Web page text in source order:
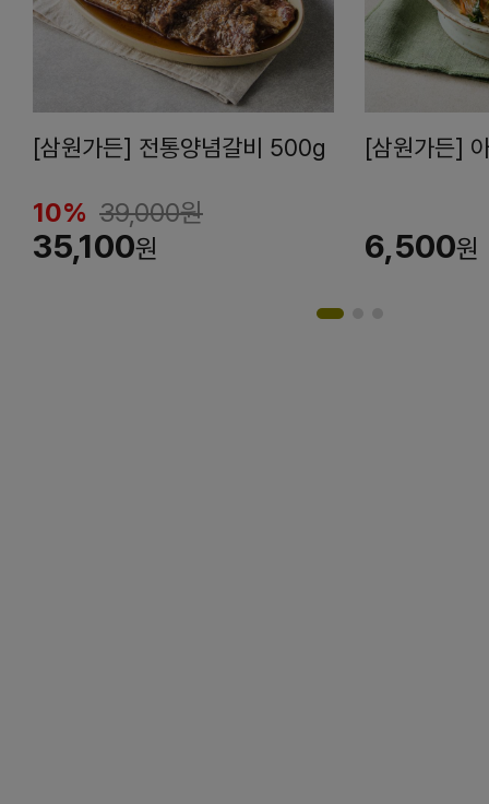
[삼원가든] 전통양념갈비 500g
10% 39,000원
35,100원
[삼원가든]
6,500원